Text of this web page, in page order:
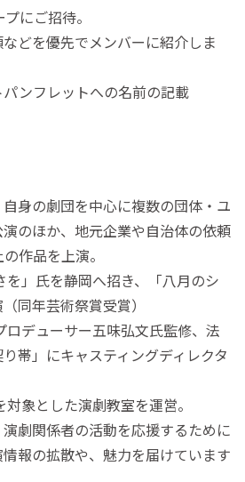
にご招待。
どを優先でメンバーに紹介しま
パンフレットへの名前の記載
身の劇団を中心に複数の団体・ユ
のほか、地元企業や自治体の依頼
作品を上演。
」氏を静岡へ招き、「八月のシ
同年芸術祭賞受賞）
ロデューサー五味弘文氏監修、法
帯」にキャスティングディレクタ
象とした演劇教室を運営。
劇関係者の活動を応援するために
報の拡散や、魅力を届けています